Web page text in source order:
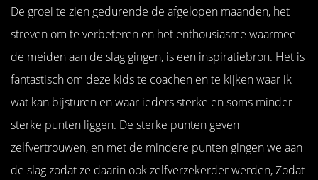
De groei te zien gedurende de afgelopen maanden, het
streven om te verbeteren en het enthousiasme waarmee
de meiden aan de slag gingen, is een inspiratiebron. Het is
fantastisch om deze kids te coachen en te kijken waar ik
wat kan bijsturen en waar ieders sterke en soms minder
sterke punten liggen. De sterke punten geven
zelfvertrouwen, en met de mindere punten gingen we aan
de slag zodat ze daarin ook zelfverzekerder werden, Zodat